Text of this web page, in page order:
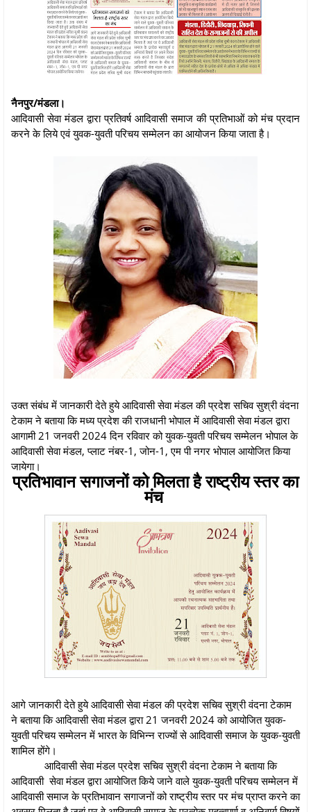
नैनपुर/मंडला।
आदिवासी सेवा मंडल द्वारा प्रतिवर्ष आदिवासी समाज की प्रतिभाओं को मंच प्रदान
करने के लिये एवं युवक-युवती परिचय सम्मेलन का आयोजन किया जाता है।
उक्त संबंध में जानकारी देते हुये आदिवासी सेवा मंडल की प्रदेश सचिव सुश्री वंदना
टेकाम ने बताया कि मध्य प्रदेश की राजधानी भोपाल में आदिवासी सेवा मंडल द्वारा
आगामी 21 जनवरी 2024 दिन रविवार को युवक-युवती परिचय सम्मेलन भोपाल के
आदिवासी सेवा मंडल, प्लाट नंबर-1, जोन-1, एम पी नगर भोपाल आयोजित किया
जायेगा।
प्रतिभावान सगाजनों को मिलता है राष्ट्रीय स्तर का
मंच
आगे जानकारी देते हुये आदिवासी सेवा मंडल की प्रदेश सचिव सुश्री वंदना टेकाम
ने बताया कि आदिवासी सेवा मंडल द्वारा 21 जनवरी 2024 को आयोजित युवक-
युवती परिचय सम्मेलन में भारत के विभिन्न राज्यों से आदिवासी समाज के युवक-युवती
शामिल होंगे।
आदिवासी सेवा मंडल प्रदेश सचिव सुश्री वंदना टेकाम ने बताया कि
आदिवासी सेवा मंडल द्वारा आयोजित किये जाने वाले युवक-युवती परिचय सम्मेलन में
आदिवासी समाज के प्रतिभावान सगाजनों को राष्ट्रीय स्तर पर मंच प्राप्त करने का